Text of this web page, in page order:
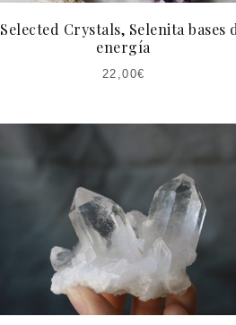
Selected Crystals, Selenita bases
energía
22,00€